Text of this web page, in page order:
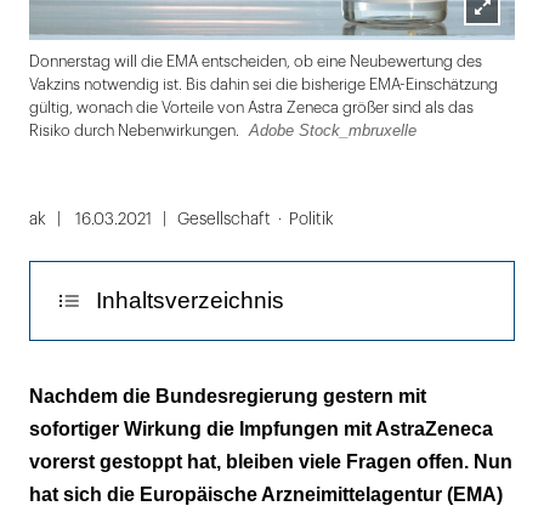
Lightbox
öffnen
Donnerstag will die EMA entscheiden, ob eine Neubewertung des
Vakzins notwendig ist. Bis dahin sei die bisherige EMA-Einschätzung
gültig, wonach die Vorteile von Astra Zeneca größer sind als das
Risiko durch Nebenwirkungen.
Adobe Stock_mbruxelle
1
ak 16.03.2021 Gesellschaft Politik
Inhaltsverzeichnis
Vorteile sind größer als die Risiken
Impf-Stopp kann Deutschland einen Monat
kosten
Nachdem die Bundesregierung gestern mit
sofortiger Wirkung die Impfungen mit AstraZeneca
vorerst gestoppt hat, bleiben viele Fragen offen. Nun
hat sich die Europäische Arzneimittelagentur (EMA)